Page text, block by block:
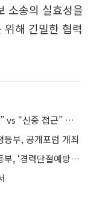
소송의 실효성을
해 긴밀한 협력
촉법소년 연령 하향 두고⋯“처벌 강화” vs “신중 접근” 엇갈려
부, 공개포럼 개최
"여성이 계속 일할 수 있도록"⋯성평등부, ‘경력단절예방 주간’ 운영